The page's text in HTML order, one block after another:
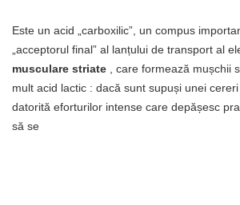
Este un acid „carboxilic”, un compus
„acceptorul final” al lanțului de transport al
musculare striate , care formează mușchii
mult acid lactic : dacă sunt supuși unei
datorită eforturilor intense care depășesc
să se